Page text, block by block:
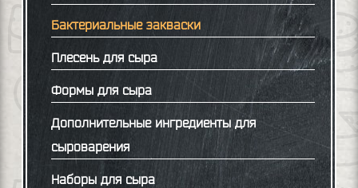
Бактериальные закваски
Плесень для сыра
Формы для сыра
Дополнительные ингредиенты для
сыроварения
Наборы для сыра